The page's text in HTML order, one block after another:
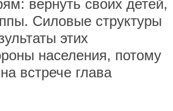
вернуть своих детей,
Силовые структуры
этих
населения, потому
встрече глава